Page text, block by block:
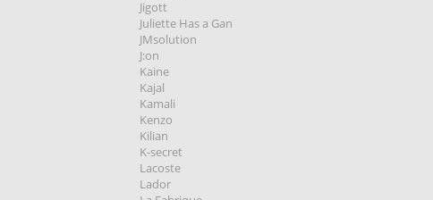
Jigott
Juliette Has a Gan
JMsolution
J:on
Kaine
Kajal
Kamali
Kenzo
Kilian
K-secret
Lacoste
Lador